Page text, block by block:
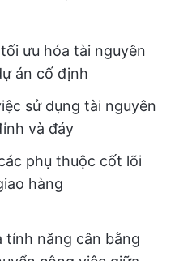
ưu hóa tài nguyên
án cố định
sử dụng tài nguyên
và đáy
phụ thuộc cốt lõi
hàng
tính năng cân bằng